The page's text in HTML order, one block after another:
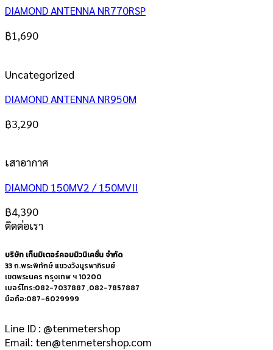
DIAMOND ANTENNA NR770RSP
฿1,690
Uncategorized
DIAMOND ANTENNA NR950M
฿3,290
เสาอากาศ
DIAMOND 150MV2 / 150MVII
฿4,390
ติดต่อเรา
บริษัท เท็นมิเตอร์คอมมิวนิเคชั่น จำกัด
33 ถ.พระพิทักษ์ แขวงวังบูรพาภิรมย์
เขตพระนคร กรุงเทพ ฯ 10200
เบอร์โทร:082-7037887 ,082-7857887
มือถือ:087-6029999
Line ID : @tenmetershop
Email: ten@tenmetershop.com